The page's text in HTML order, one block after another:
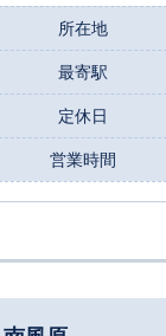
所在地
最寄駅
定休日
営業時間